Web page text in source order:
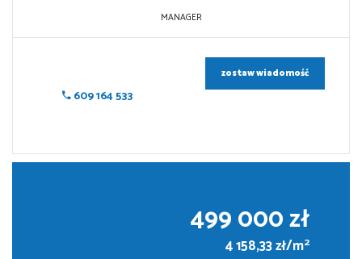
MANAGER
609 164 533
zostaw wiadomość
499 000 zł
4 158,33 zł/m2